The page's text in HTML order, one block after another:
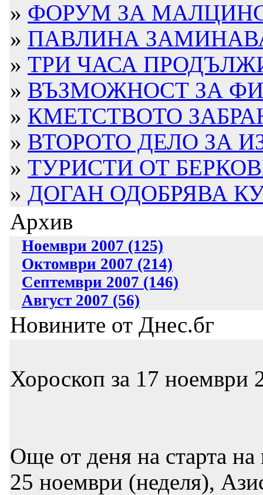
» ФОРУМ ЗА
» ПАВЛИНА
» ТРИ ЧАСА
» ВЪЗМОЖНОСТ ЗА
» КМЕТСТВОТО
» ВТОРОТО ДЕЛО ЗА
» ТУРИСТИ ОТ
» ДОГАН ОДОБРЯВА
Архив
Ноември 2007 (125)
Октомври 2007 (214)
Септември 2007 (146)
Август 2007 (56)
Новините от Днес.бг
Хороскоп за 17 ноември
Още от деня на старта
25 ноември (неделя),